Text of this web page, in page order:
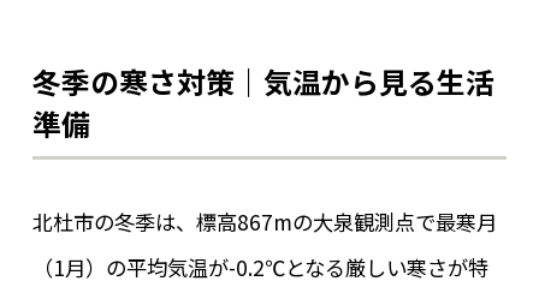
冬季の寒さ対策｜気温から見る生活
準備
北杜市の冬季は、標高867mの大泉観測点で最寒月
（1月）の平均気温が-0.2℃となる厳しい寒さが特